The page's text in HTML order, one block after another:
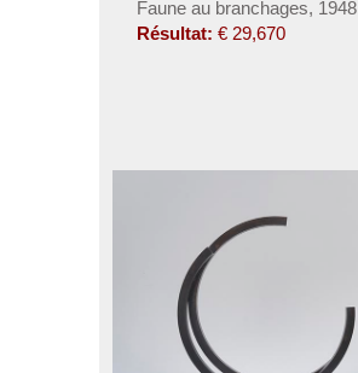
Faune au branchages, 1948
Résultat: € 29,670